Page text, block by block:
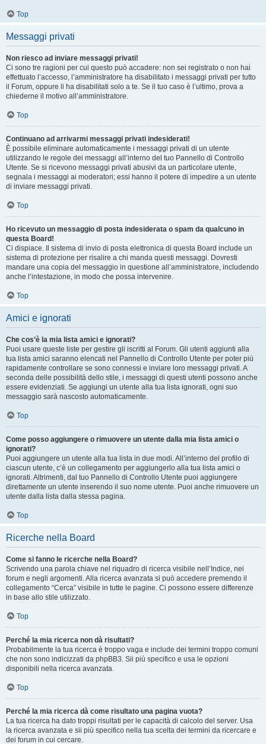
Top
Messaggi privati
Non riesco ad inviare messaggi privati!
Ci sono tre ragioni per cui questo può accadere: non sei registrato o non hai
effettuato l’accesso, l’amministratore ha disabilitato i messaggi privati per tutto
il Forum, oppure li ha disabilitati solo a te. Se il tuo caso è l’ultimo, prova a
chiederne il motivo all’amministratore.
Top
Continuano ad arrivarmi messaggi privati indesiderati!
È possibile eliminare automaticamente i messaggi privati ​​di un utente
utilizzando le regole dei messaggi all’interno del tuo Pannello di Controllo
Utente. Se si ricevono messaggi privati ​​abusivi da un particolare utente,
segnala i messaggi ai moderatori; essi hanno il potere di impedire a un utente
di inviare messaggi privati​​.
Top
Ho ricevuto un messaggio di posta indesiderata o spam da qualcuno in
questa Board!
Ci dispiace. Il sistema di invio di posta elettronica di questa Board include un
sistema di protezione per risalire a chi manda questi messaggi. Dovresti
mandare una copia del messaggio in questione all’amministratore, includendo
anche l’intestazione, in modo che possa intervenire.
Top
Amici e ignorati
Che cos’è la mia lista amici e ignorati?
Puoi usare queste liste per gestire gli iscritti al Forum. Gli utenti aggiunti alla
tua lista amici saranno elencati nel Pannello di Controllo Utente per poter più
rapidamente controllare se sono connessi e inviare loro messaggi privati. A
seconda delle possibilità dello stile, i messaggi di questi utenti possono anche
essere evidenziati. Se aggiungi un utente alla tua lista ignorati, ogni suo
messaggio sarà nascosto automaticamente.
Top
Come posso aggiungere o rimuovere un utente dalla mia lista amici o
ignorati?
Puoi aggiungere un utente alla tua lista in due modi. All’interno del profilo di
ciascun utente, c’è un collegamento per aggiungerlo alla tua lista amici o
ignorati. Altrimenti, dal tuo Pannello di Controllo Utente puoi aggiungere
direttamente un utente inserendo il suo nome utente. Puoi anche rimuovere un
utente dalla lista dalla stessa pagina.
Top
Ricerche nella Board
Come si fanno le ricerche nella Board?
Scrivendo una parola chiave nel riquadro di ricerca visibile nell’Indice, nei
forum e negli argomenti. Alla ricerca avanzata si può accedere premendo il
collegamento “Cerca” visibile in tutte le pagine. Ci possono essere differenze
in base allo stile utilizzato.
Top
Perché la mia ricerca non dà risultati?
Probabilmente la tua ricerca è troppo vaga e include dei termini troppo comuni
che non sono indicizzati da phpBB3. Sii più specifico e usa le opzioni
disponibili nella ricerca avanzata.
Top
Perché la mia ricerca dà come risultato una pagina vuota?
La tua ricerca ha dato troppi risultati per le capacità di calcolo del server. Usa
la ricerca avanzata e sii più specifico nella tua scelta dei termini da ricercare e
dei forum in cui cercare.